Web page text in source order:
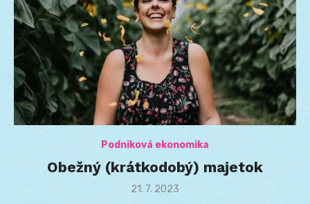
Podniková ekonomika
Obežný (krátkodobý) majetok
Posted
21. 7. 2023